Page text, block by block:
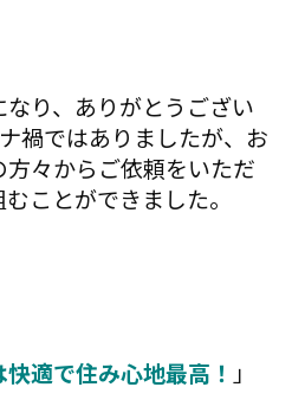
り、ありがとうござい
禍ではありましたが、お
々からご依頼をいただ
ことができました。
適で住み心地最高！ 」